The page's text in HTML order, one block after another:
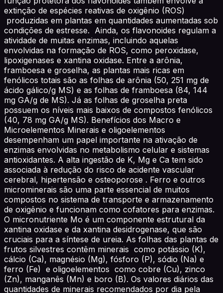
extinção de espécies reativas de oxigênio (ROS)
produzidas em plantas em quantidades aumentadas sob
condições de estresse. Ainda, os flavonoides regulam a
atividade de muitas enzimas, incluindo aquelas
envolvidas na formação de ROS, como peroxidase,
lipoxigenases e xantina oxidase. Entre a arônia,
framboesa e groselha, as plantas mais ricas em
fenólicos totais são as folhas de arônia (50, 251 mg de
ácido gálico/g MS) e as folhas de framboesa (84, 144
mg GA/g de MS). Já as folhas de groselha preta
possuem os níveis mais baixos de compostos fenólicos
(40, 78 mg GA/g MS). Benefícios dos Macro e
Microelementos Minerais e oligoelementos
desempenham um papel importante na ativação de
enzimas envolvidas no metabolismo celular e sistemas
antioxidantes. A alta ingestão de K, Mg e Ca tem sido
associada à redução do risco de acidente vascular
cerebral, hipertensão e osteoporose . Ferro e outros
microminerais são uma parte essencial de muitos
compostos no sistema de transporte e armazenamento
de oxigênio e funcionam como cofatores para enzimas.
O micronutriente Mo é um componente estrutural da
xantina oxidase e da xantina desidrogenase, que são
cruciais para a síntese de ureia. As folhas das plantas de
frutos silvestres contêm minerais como potássio (K),
cálcio (Ca), magnésio (Mg), fósforo (P), sódio (Na) e
ferro (Fe) e oligoelementos como cobre (Cu), zinco
(Zn), manganês (Mn) e boro (B). Os valores diários das
quantidades de minerais recomendados por dia pela